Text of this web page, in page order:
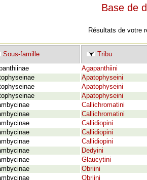
Base de
Résultats de votre
Sous-famille Tribu
Agapanthiini
Apatophyseini
Apatophyseini
Apatophyseini
Callichromatini
Callichromatini
Callidiopini
Callidiopini
Callidiopini
Dedyini
Glaucytini
Obriini
Obriini